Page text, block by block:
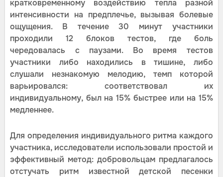
кратковременному воздействию тепла разной
интенсивности на предплечье, вызывая болевые
ощущения. В течение 30 минут участники
проходили 12 блоков тестов, где боль
чередовалась с паузами. Во время тестов
участники либо находились в тишине, либо
слушали незнакомую мелодию, темп которой
варьировался: соответствовал их
индивидуальному, был на 15% быстрее или на 15%
медленнее.
Для определения индивидуального ритма каждого
участника, исследователи использовали простой и
эффективный метод: добровольцам предлагалось
отстучать ритм известной детской песенки